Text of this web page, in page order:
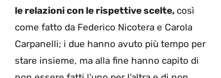
le relazioni con le rispettive scelte, così
come fatto da Federico Nicotera e Carola
Carpanelli; i due hanno avuto più tempo per
stare insieme, ma alla fine hanno capito di